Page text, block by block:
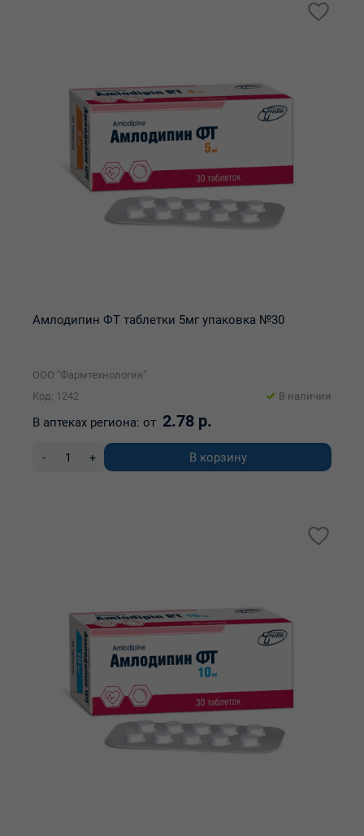
Амлодипин ФТ таблетки 5мг упаковка №30
ООО "Фармтехнология"
Код: 1242
В наличии
В аптеках региона: от 2.78 р.
- + В корзину